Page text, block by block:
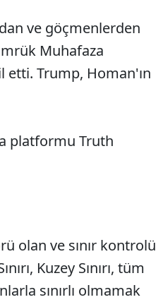
ve göçmenlerden
Muhafaza
Trump, Homan'ın
platformu Truth
olan ve sınır kontrolü
Kuzey Sınırı, tüm
sınırlı olmamak